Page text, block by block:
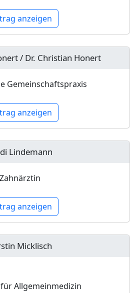
anzeigen
/ Dr. Christian Honert
Gemeinschaftspraxis
anzeigen
Lindemann
Zahnärztin
anzeigen
Micklisch
Allgemeinmedizin